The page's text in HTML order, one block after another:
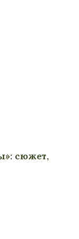
сюжет,